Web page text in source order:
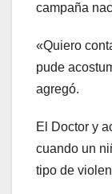
campaña
«Quiero
pude
agregó.
El Doctor y
cuando un
tipo de